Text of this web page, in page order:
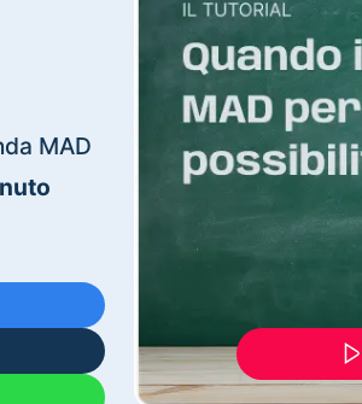
MAD